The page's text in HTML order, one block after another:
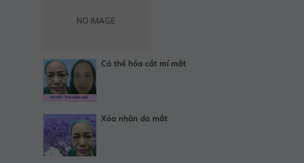
NO IMAGE
Cá thể hóa cắt mí mắt
Xóa nhăn da mắt